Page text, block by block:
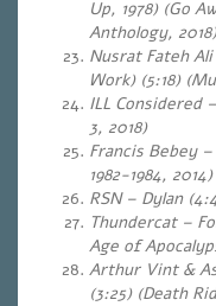
Up, 1978) (Go
Anthology, 2018)
Nusrat Fateh
Work) (5:18)
ILL Considered
3, 2018)
Francis Bebey
1982-1984, 2014)
RSN – Dylan
Thundercat –
Age of
Arthur Vint &
(3:25) (Death